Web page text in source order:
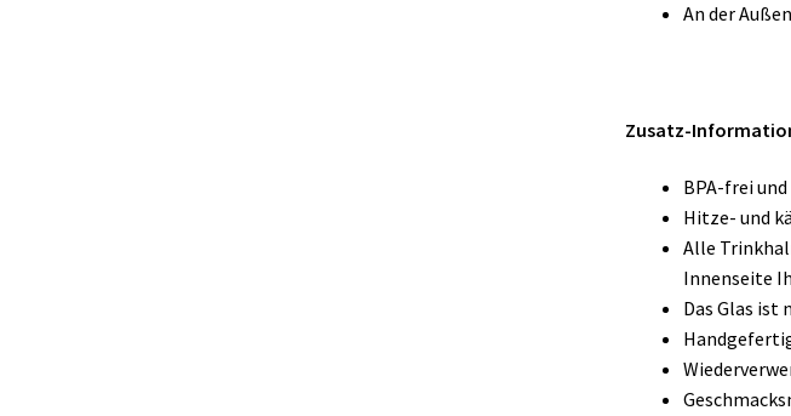
An der
Zusatz-
BPA-frei
Hitze- und
Alle
Innenseite
Das Glas